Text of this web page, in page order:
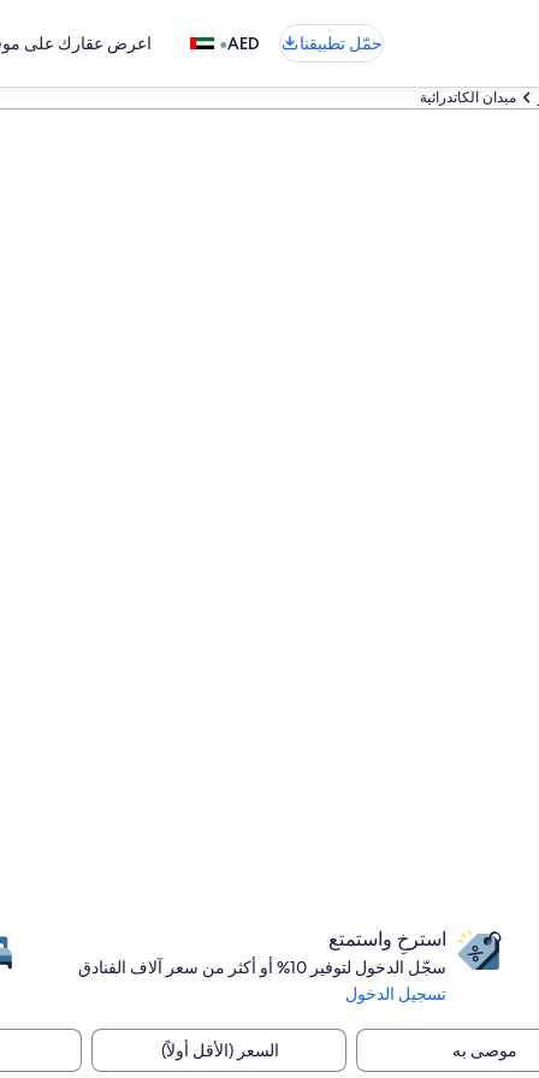
حمّل تطبيقنا AED
• اعرض عقارك على
ميدان الكاتدرائية
استرخِ واستمتع
سجّل الدخول لتوفير 10% أو أكثر من سعر آلاف الفنادق
تسجيل الدخول
موصى به السعر (الأقل أولاً)